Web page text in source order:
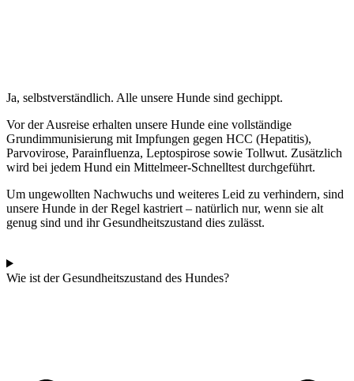
Ja, selbstverständlich. Alle unsere Hunde sind gechippt.
Vor der Ausreise erhalten unsere Hunde eine vollständige
Grundimmunisierung mit Impfungen gegen HCC (Hepatitis),
Parvovirose, Parainfluenza, Leptospirose sowie Tollwut. Zusätzlich
wird bei jedem Hund ein Mittelmeer-Schnelltest durchgeführt.
Um ungewollten Nachwuchs und weiteres Leid zu verhindern, sind
unsere Hunde in der Regel kastriert – natürlich nur, wenn sie alt
genug sind und ihr Gesundheitszustand dies zulässt.
Wie ist der Gesundheitszustand des Hundes?